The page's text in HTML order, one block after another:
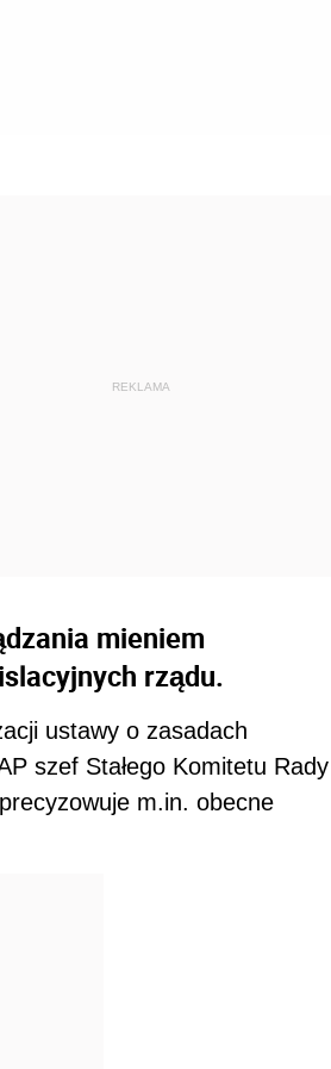
mieniem
rządu.
ustawy o zasadach
szef Stałego Komitetu Rady
m.in. obecne